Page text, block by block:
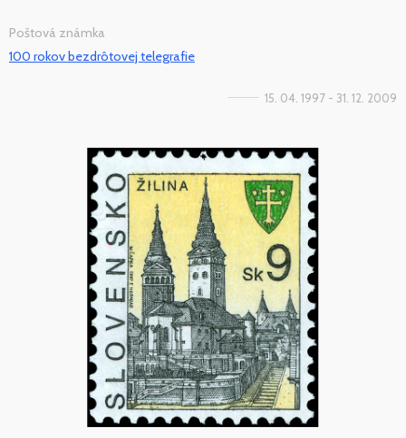
Poštová známka
100 rokov bezdrôtovej telegrafie
15. 04. 1997 - 31. 12. 2009